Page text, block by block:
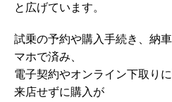
と広げています。
試乗の予約や購入手続き、納
マホで済み、
電子契約やオンライン下取り
来店せずに購入が